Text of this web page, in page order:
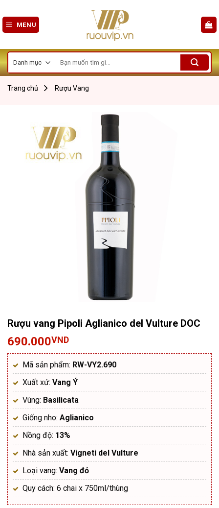
to
content
MENU
kiếm:
Trang chủ Rượu Vang
Rượu vang Pipoli Aglianico del Vulture DOC
690.000VND
Mã sản phẩm: RW-VY2.690
Xuất xứ: Vang Ý
Vùng: Basilicata
Giống nho: Aglianico
Nồng độ: 13%
Nhà sản xuất: Vigneti del Vulture
Loại vang: Vang đỏ
Quy cách: 6 chai x 750ml/thùng